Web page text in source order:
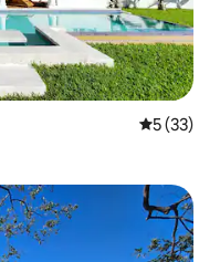
औसत रेटिंग
5 (33)